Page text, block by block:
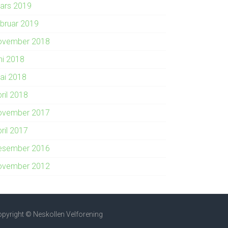
2019
2019
2018
2018
2018
2018
2017
2017
2016
2012
© Neskollen Velforening